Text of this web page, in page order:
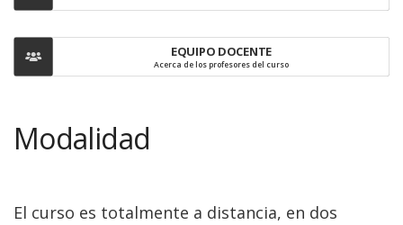
Acerca de los profesores del curso
EQUIPO DOCENTE
Modalidad
El curso es totalmente a distancia, en dos